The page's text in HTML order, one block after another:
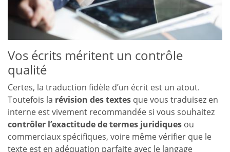
Vos écrits méritent un contrôle
qualité
Certes, la traduction fidèle d’un écrit est un atout.
Toutefois la révision des textes que vous traduisez en
interne est vivement recommandée si vous souhaitez
contrôler l’exactitude de termes juridiques ou
commerciaux spécifiques, voire même vérifier que le
texte est en adéquation parfaite avec le langage